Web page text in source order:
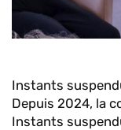
Instants
Depuis 2024, la
Instants